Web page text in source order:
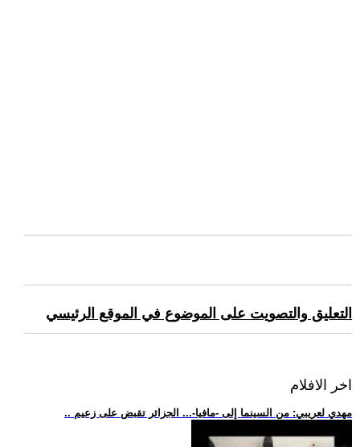
التعليق والتصويت على الموضوع في الموقع الرئيسي
اخر الافلام
.. مهدي لعريبي: من السينما إلى -مافيا-... الجزائر تقبض على زعيم